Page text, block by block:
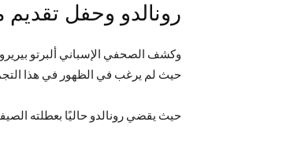
رونالدو وحفل تقديم
وكشف الصحفي الإسباني ألبرتو
حيث لم يرغب في الظهور في هذا
حيث يقضي رونالدو حاليًا بعطلته الصيفية بعد